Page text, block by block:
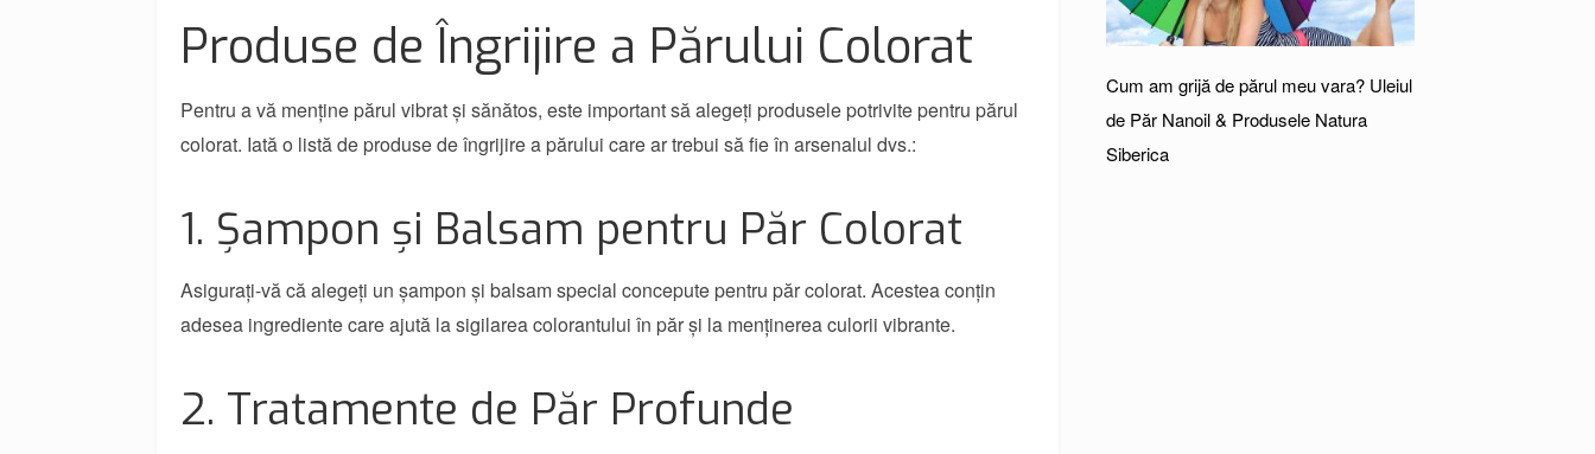
Produse de Îngrijire a Părului Colorat
Pentru a vă menține părul vibrat și sănătos, este important să alegeți produsele potrivite pentru părul
colorat. Iată o listă de produse de îngrijire a părului care ar trebui să fie în arsenalul dvs.:
1. Șampon și Balsam pentru Păr Colorat
Asigurați-vă că alegeți un șampon și balsam special concepute pentru păr colorat. Acestea conțin
adesea ingrediente care ajută la sigilarea colorantului în păr și la menținerea culorii vibrante.
2. Tratamente de Păr Profunde
Cum am grijă de părul meu vara? Uleiul
de Păr Nanoil & Produsele Natura
Siberica